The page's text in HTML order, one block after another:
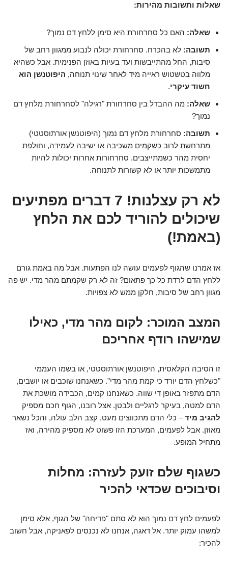
שאלות ותשובות מהירות:
שאלה: האם כל סחרחורת היא סימן ללחץ דם נמוך?
תשובה: לא בהכרח. סחרחורת יכולה לנבוע ממגוון רחב של
סיבות, החל מהתייבשות ועד בעיות באוזן הפנימית. אבל כשהיא
מלווה בטשטוש ראייה מיד לאחר שינוי תנוחה, היפוטנשן הוא
חשוד עיקרי.
שאלה: מה ההבדל בין סחרחורת "רגילה" לסחרחורת מלחץ דם
נמוך?
תשובה: סחרחורת מלחץ דם נמוך (היפוטנשן אורתוסטטי)
מתרחשת לרוב כשקמים משכיבה או ישיבה לעמידה, וחולפת
יחסית מהר כשמתייצבים. סחרחורות אחרות יכולות להיות
מתמשכות יותר או לא קשורות לתנוחה.
לא רק עצלנות! 7 דברים מפתיעים
שיכולים להוריד לכם את הלחץ
(באמת!)
אז אמרנו שהגוף לפעמים עושה לנו הפתעות. אבל מה באמת גורם
ללחץ הדם לרדת כל כך פתאום? זה לא רק שקמתם מהר מדי. יש פה
מגוון רחב של סיבות, חלקן ממש לא צפויות.
המצב המוכר: לקום מהר מדי, כאילו
שמישהו רודף אחריכם
זו הסיבה הקלאסית, היפוטנשן אורתוסטטי, או בשמו העממי
"כשלחץ הדם יורד כי קמת מהר מדי". כשאנחנו שוכבים או יושבים,
הדם מתפזר באופן די שווה. כשאנחנו קמים, הכבידה מושכת את
הדם למטה, בעיקר לרגליים ולבטן. אצל רובנו, הגוף חכם מספיק
להגיב מיד– כלי הדם מתכווצים מעט, קצב הלב עולה, והכל נשאר
מאוזן. אבל לפעמים, המערכת הזו פשוט לא מספיק מהירה, ואז
מתחיל המופע.
כשגוף שלם זועק לעזרה: מחלות
וסיבוכים שכדאי להכיר
לפעמים לחץ דם נמוך הוא לא סתם "פדיחה" של הגוף, אלא סימן
למשהו עמוק יותר. אל דאגה, אנחנו לא נכנסים לפאניקה, אבל חשוב
להכיר: